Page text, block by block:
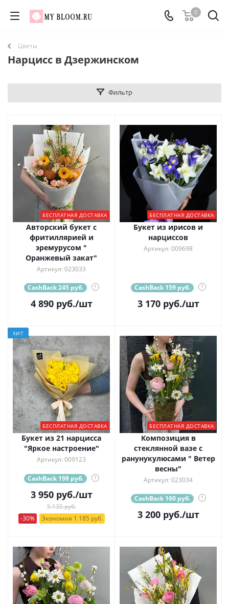
0
Цветы
Нарцисс в Дзержинском
Фильтр
БЕСПЛАТНАЯ ДОСТАВКА
Авторский букет с
фритиллярией и
эремурусом "
Оранжевый закат"
Артикул: 023033
CashBack 245 руб. ?
4 890руб./шт
БЕСПЛАТНАЯ ДОСТАВКА
Букет из ирисов и
нарциссов
Артикул: 009698
CashBack 159 руб. ?
3 170руб./шт
ХИТ
БЕСПЛАТНАЯ ДОСТАВКА
Букет из 21 нарцисса
"Яркое настроение"
Артикул: 009123
CashBack 198 руб. ?
3 950руб./шт
5 135 руб.
-30%
Экономия 1 185 руб.
БЕСПЛАТНАЯ ДОСТАВКА
Композиция в
стеклянной вазе с
ранунукулюсами " Ветер
весны"
Артикул: 023034
CashBack 160 руб. ?
3 200руб./шт